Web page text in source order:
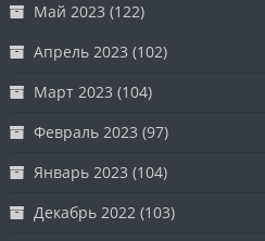
Май 2023 (122)
Апрель 2023 (102)
Март 2023 (104)
Февраль 2023 (97)
Январь 2023 (104)
Декабрь 2022 (103)